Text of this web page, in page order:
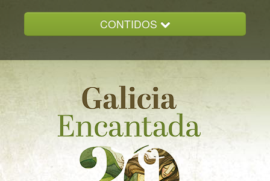
CONTIDOS
GALICIA ENCANTADA
DOCUMENTACION
NOVAS
CONTACTO